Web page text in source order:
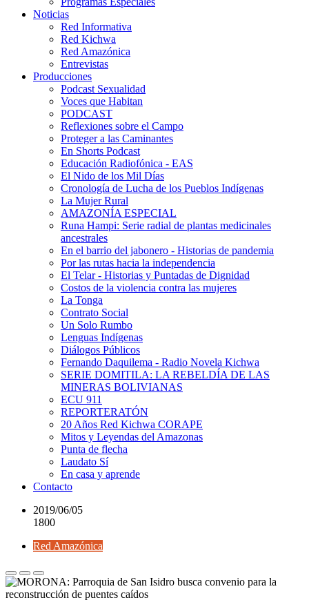
Noticias
Red Informativa
Red Kichwa
Red Amazónica
Entrevistas
Producciones
Podcast Sexualidad
Voces que Habitan
PODCAST
Reflexiones sobre el Campo
Proteger a las Caminantes
En Shorts Podcast
Educación Radiofónica - EAS
El Nido de los Mil Días
Cronología de Lucha de los Pueblos Indígenas
La Mujer Rural
AMAZONÍA ESPECIAL
Runa Hampi: Serie radial de plantas medicinales
ancestrales
En el barrio del jabonero - Historias de pandemia
Por las rutas hacia la independencia
El Telar - Historias y Puntadas de Dignidad
Costos de la violencia contra las mujeres
La Tonga
Contrato Social
Un Solo Rumbo
Lenguas Indígenas
Diálogos Públicos
Fernando Daquilema - Radio Novela Kichwa
SERIE DOMITILA: LA REBELDÍA DE LAS
MINERAS BOLIVIANAS
ECU 911
REPORTERATÓN
20 Años Red Kichwa CORAPE
Mitos y Leyendas del Amazonas
Punta de flecha
Laudato Sí
En casa y aprende
Contacto
2019/06/05
1800
Red Amazónica